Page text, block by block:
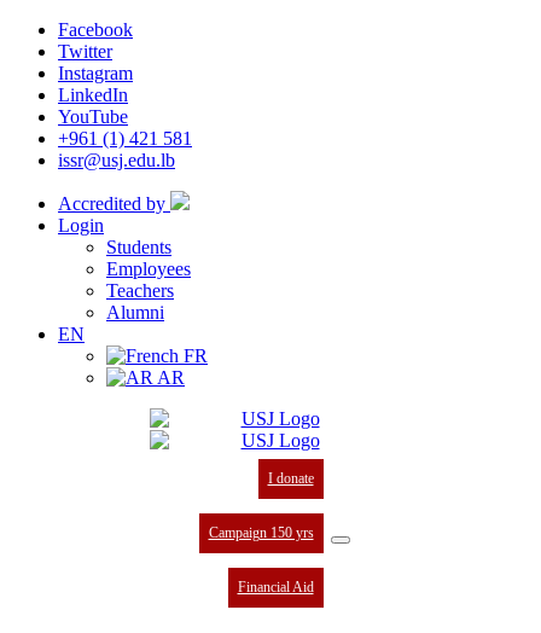
Facebook
Twitter
Instagram
LinkedIn
YouTube
+961 (1) 421 581
issr@usj.edu.lb
Accredited by
Login
Students
Employees
Teachers
Alumni
EN
FR
AR
I donate
Campaign 150 yrs
Financial Aid